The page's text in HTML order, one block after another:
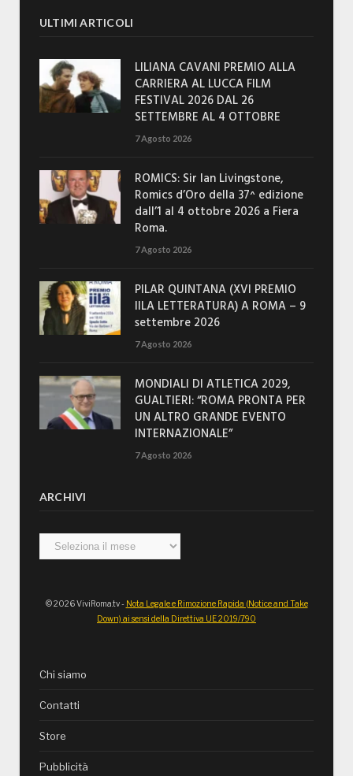
ULTIMI ARTICOLI
LILIANA CAVANI PREMIO ALLA
CARRIERA AL LUCCA FILM
FESTIVAL 2026 DAL 26
SETTEMBRE AL 4 OTTOBRE
7 Agosto 2026
ROMICS: Sir Ian Livingstone,
Romics d’Oro della 37^ edizione
dall’1 al 4 ottobre 2026 a Fiera
Roma.
7 Agosto 2026
PILAR QUINTANA (XVI PREMIO
IILA LETTERATURA) A ROMA – 9
settembre 2026
7 Agosto 2026
MONDIALI DI ATLETICA 2029,
GUALTIERI: “ROMA PRONTA PER
UN ALTRO GRANDE EVENTO
INTERNAZIONALE”
7 Agosto 2026
ARCHIVI
Archivi
© 2026 ViviRoma.tv - Nota Legale e Rimozione Rapida (Notice and Take
Down) ai sensi della Direttiva UE 2019/790
Chi siamo
Contatti
Store
Pubblicità